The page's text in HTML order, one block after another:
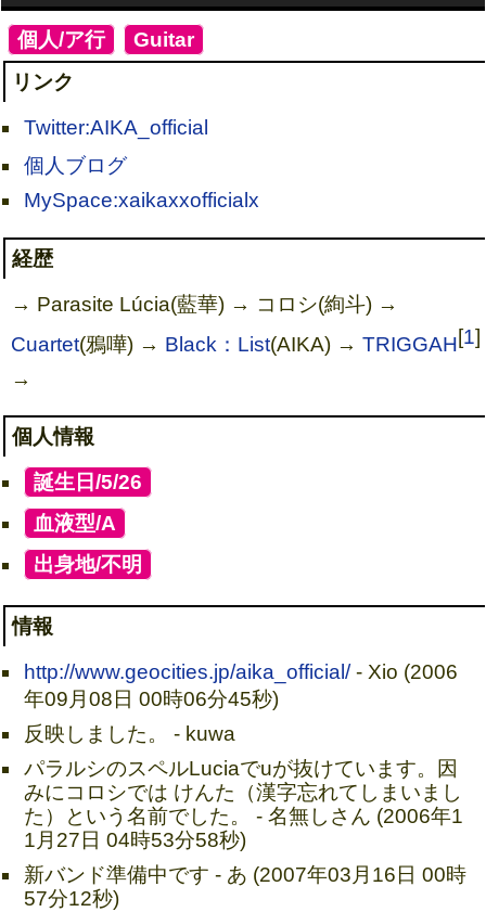
個人/ア行] Guitar]
リンク
Twitter:AIKA_official
個人ブログ
MySpace:xaikaxxofficialx
経歴
→ Parasite Lúcia(藍華) → コロシ(絢斗) →
Cuartet(鴉嘩) → Black：List(AIKA) →TRIGGAH[1]
→
個人情報
誕生日/5/26
血液型/A
出身地/不明
情報
http://www.geocities.jp/aika_official/- Xio (2006
年09月08日 00時06分45秒)
反映しました。 - kuwa
パラルシのスペルLuciaでuが抜けています。因
みにコロシでは けんた（漢字忘れてしまいまし
た）という名前でした。 - 名無しさん (2006年1
1月27日 04時53分58秒)
新バンド準備中です - あ (2007年03月16日 00時
57分12秒)